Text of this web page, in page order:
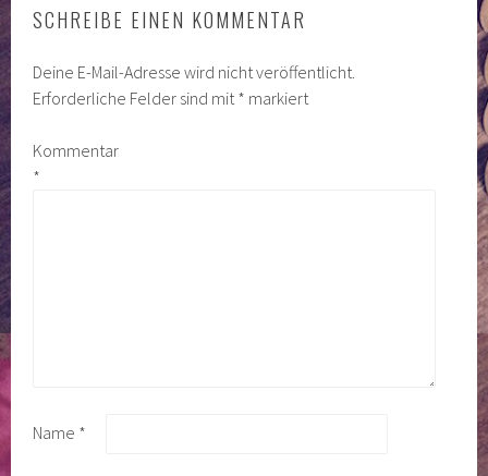
SCHREIBE EINEN KOMMENTAR
Deine E-Mail-Adresse wird nicht veröffentlicht.
Erforderliche Felder sind mit* markiert
Kommentar
*
Name *